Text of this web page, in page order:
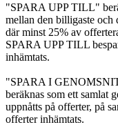
"SPARA UPP TILL"
mellan den billigaste och
där minst 25% av
SPARA UPP TILL
inhämtats.
"SPARA I
beräknas som ett samlat
uppnåtts på offerter, på
offerter inhämtats.